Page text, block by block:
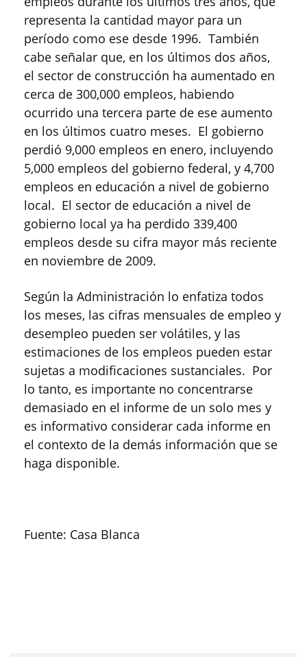
representa la cantidad mayor para un
período como ese desde 1996. También
cabe señalar que, en los últimos dos años,
el sector de construcción ha aumentado en
cerca de 300,000 empleos, habiendo
ocurrido una tercera parte de ese aumento
en los últimos cuatro meses. El gobierno
perdió 9,000 empleos en enero, incluyendo
5,000 empleos del gobierno federal, y 4,700
empleos en educación a nivel de gobierno
local. El sector de educación a nivel de
gobierno local ya ha perdido 339,400
empleos desde su cifra mayor más reciente
en noviembre de 2009.
Según la Administración lo enfatiza todos
los meses, las cifras mensuales de empleo y
desempleo pueden ser volátiles, y las
estimaciones de los empleos pueden estar
sujetas a modificaciones sustanciales. Por
lo tanto, es importante no concentrarse
demasiado en el informe de un solo mes y
es informativo considerar cada informe en
el contexto de la demás información que se
haga disponible.
Fuente: Casa Blanca